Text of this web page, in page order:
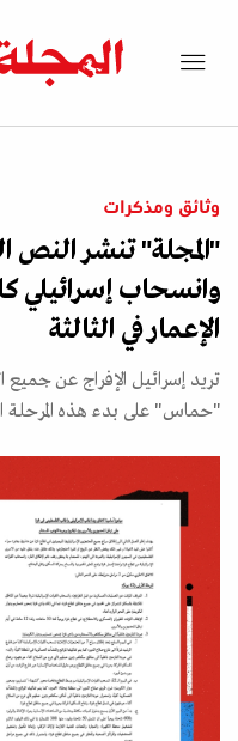
وثائق ومذكرات
"المجلة" تنشر النص
وانسحاب إسرائيلي
الإعمار في الثالثة
تريد إسرائيل الإفراج عن جميع
"حماس" على بدء هذه المرحلة